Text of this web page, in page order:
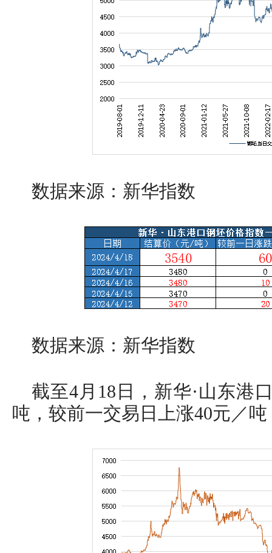
数据来源：新华指数
数据来源：新华指数
截至4月18日，新华·山东港
吨，较前一交易日上涨40元／吨